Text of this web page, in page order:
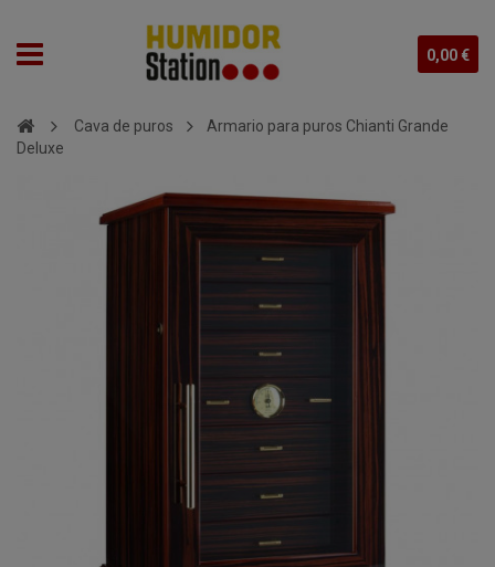
0,00 €
Cava de puros
Armario para puros Chianti Grande
Deluxe